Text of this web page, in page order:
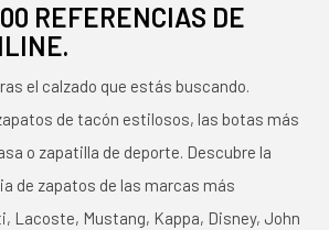
REFERENCIAS DE
el calzado que estás buscando.
de tacón estilosos, las botas más
o zapatilla de deporte. Descubre la
de zapatos de las marcas más
Lacoste, Mustang, Kappa, Disney, John